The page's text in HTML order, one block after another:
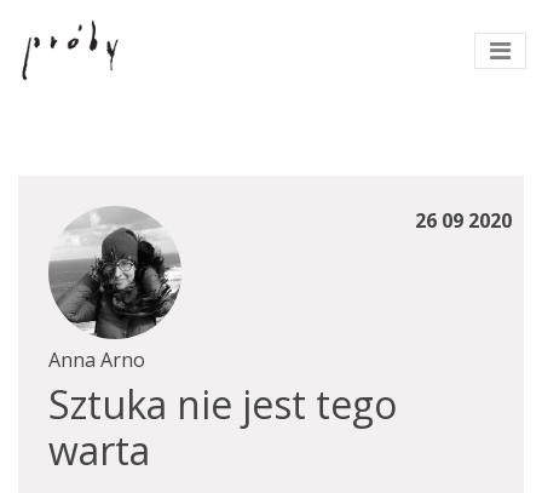
26 09 2020
Anna Arno
Sztuka nie jest tego
warta